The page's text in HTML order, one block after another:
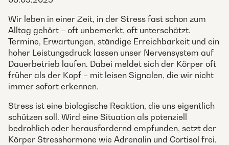
Wir leben in einer Zeit, in der Stress fast schon zum
Alltag gehört – oft unbemerkt, oft unterschätzt.
Termine, Erwartungen, ständige Erreichbarkeit und ein
hoher Leistungsdruck lassen unser Nervensystem auf
Dauerbetrieb laufen. Dabei meldet sich der Körper oft
früher als der Kopf – mit leisen Signalen, die wir nicht
immer sofort erkennen.
Stress ist eine biologische Reaktion, die uns eigentlich
schützen soll. Wird eine Situation als potenziell
bedrohlich oder herausfordernd empfunden, setzt der
Körper Stresshormone wie Adrenalin und Cortisol frei.